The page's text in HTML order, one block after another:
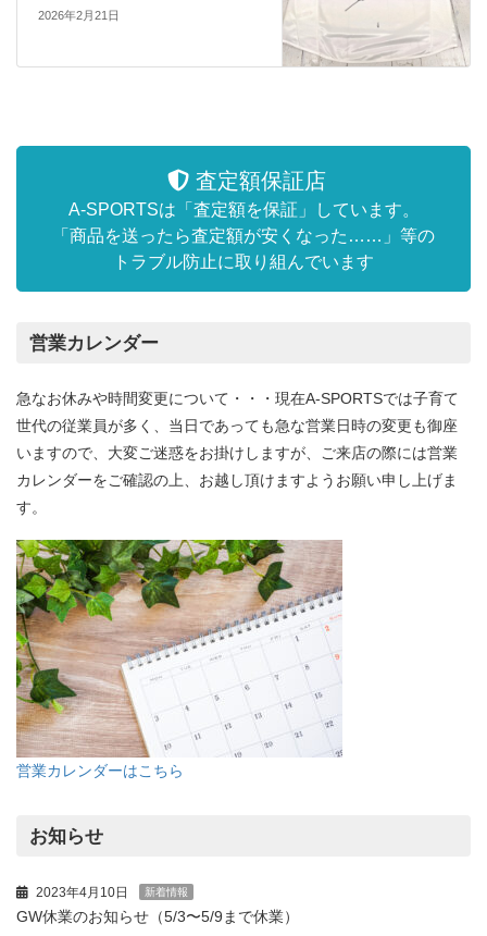
2026年2月21日
査定額保証店
A-SPORTSは「査定額を保証」しています。
「商品を送ったら査定額が安くなった……」等の
トラブル防止に取り組んでいます
営業カレンダー
急なお休みや時間変更について・・・現在A-SPORTSでは子育て
世代の従業員が多く、当日であっても急な営業日時の変更も御座
いますので、大変ご迷惑をお掛けしますが、ご来店の際には営業
カレンダーをご確認の上、お越し頂けますようお願い申し上げま
す。
営業カレンダーはこちら
お知らせ
2023年4月10日 新着情報
GW休業のお知らせ（5/3〜5/9まで休業）